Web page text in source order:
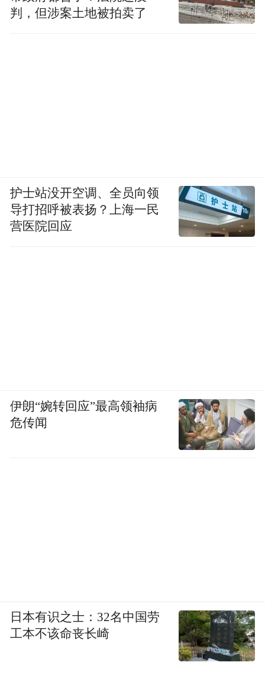
判，但涉案土地被拍卖了
护士站没开空调、全员向领
导打招呼被表扬？上海一民
营医院回应
伊朗“婉转回应”最高领袖病
危传闻
日本有识之士：32名中国劳
工本不该命丧长崎